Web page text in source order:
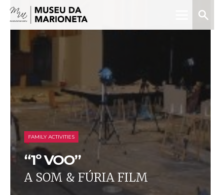
Museu
da
Marioneta
FAMILY ACTIVITIES
“1º VOO”
A SOM & FÚRIA FILM